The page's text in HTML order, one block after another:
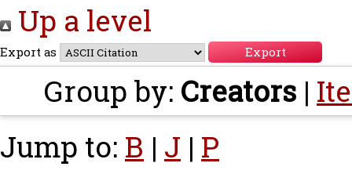
Up a level
Export as
Group by: Creators |
Jump to: B | J | P